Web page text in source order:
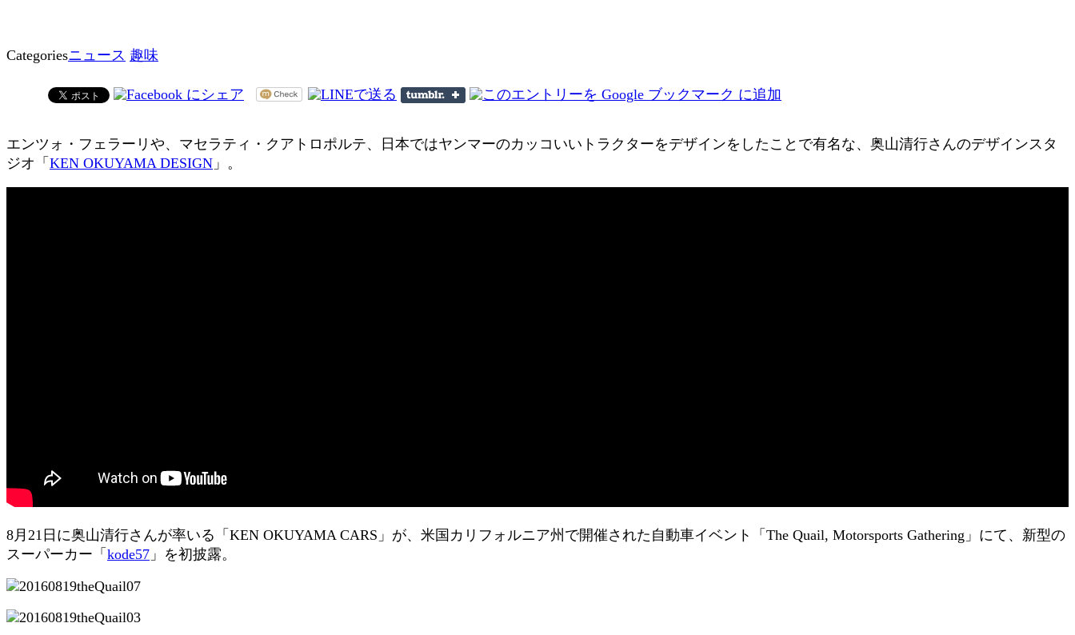
Categoriesニュース 趣味
エンツォ・フェラーリや、マセラティ・クアトロポルテ、日本ではヤンマーのカッコいいトラクターをデザインをしたことで有名な、奥山清行さんのデザインスタ
ジオ「 KEN OKUYAMA DESIGN 」。
8月21日に奥山清行さんが率いる「KEN OKUYAMA CARS」が、米国カリフォルニア州で開催された自動車イベント「The Quail, Motorsports Gathering」にて、新型の
スーパーカー「 kode57 」を初披露。